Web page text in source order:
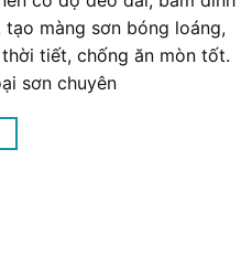
màng sơn bóng loáng,
tiết, chống ăn mòn tốt.
sơn chuyên